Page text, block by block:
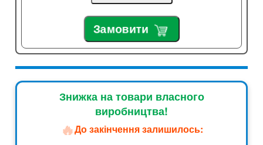
Замовити
Знижка на товари власного
виробництва!
🔥До закінчення залишилось: